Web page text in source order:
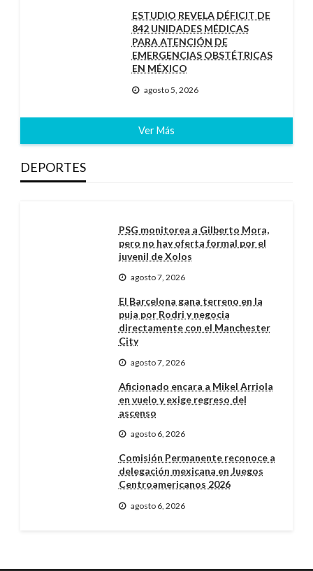
ESTUDIO REVELA DÉFICIT DE
842 UNIDADES MÉDICAS
PARA ATENCIÓN DE
EMERGENCIAS OBSTÉTRICAS
EN MÉXICO
agosto 5, 2026
Ver Más
DEPORTES
PSG monitorea a Gilberto Mora,
pero no hay oferta formal por el
juvenil de Xolos
agosto 7, 2026
El Barcelona gana terreno en la
puja por Rodri y negocia
directamente con el Manchester
City
agosto 7, 2026
Aficionado encara a Mikel Arriola
en vuelo y exige regreso del
ascenso
agosto 6, 2026
Comisión Permanente reconoce a
delegación mexicana en Juegos
Centroamericanos 2026
agosto 6, 2026